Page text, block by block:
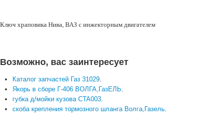
Ключ храповика Нива, ВАЗ с инжекторным двигателем
Возможно, вас заинтересует
Каталог запчастей Газ 31029.
Якорь в сборе Г-406 ВОЛГА,ГазЕЛЬ.
губка д/мойки кузова CTA003.
скоба крепления тормозного шланга Волга,Газель.